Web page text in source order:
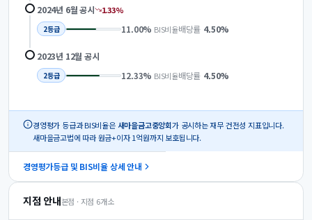
2024년 6월공시 1.33%
2등급 11.00% BIS비율배당률 4.50%
2023년 12월 공시
2등급 12.33% BIS비율배당률 4.50%
경영평가 등급과 BIS비율은 새마을금고중앙회가 공시하는 재무 건전성 지표입니다.
새마을금고법에 따라 원금+이자 1억원까지 보호됩니다.
경영평가등급 및 BIS비율 상세 안내
지점 안내본점 · 지점 6개소